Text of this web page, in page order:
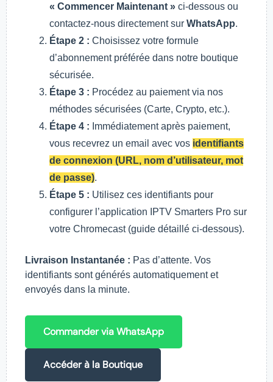
« Commencer Maintenant » ci-dessous ou
contactez-nous directement sur WhatsApp.
Étape 2 : Choisissez votre formule
d’abonnement préférée dans notre boutique
sécurisée.
Étape 3 : Procédez au paiement via nos
méthodes sécurisées (Carte, Crypto, etc.).
Étape 4 : Immédiatement après paiement,
vous recevrez un email avec vos identifiants
de connexion (URL, nom d’utilisateur, mot
de passe).
Étape 5 : Utilisez ces identifiants pour
configurer l’application IPTV Smarters Pro sur
votre Chromecast (guide détaillé ci-dessous).
Livraison Instantanée : Pas d’attente. Vos
identifiants sont générés automatiquement et
envoyés dans la minute.
Commander via WhatsApp
Accéder à la Boutique